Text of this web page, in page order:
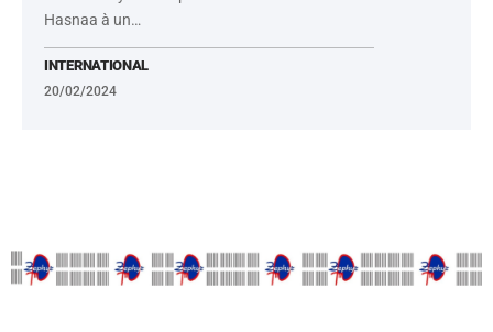
Hasnaa à un…
INTERNATIONAL
20/02/2024